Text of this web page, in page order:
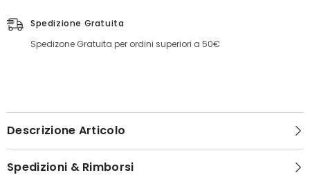
Spedizione Gratuita
Spedizone Gratuita per ordini superiori a 50€
Descrizione Articolo
Spedizioni & Rimborsi